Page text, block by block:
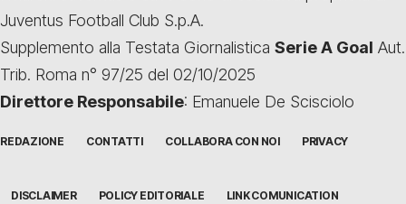
Juventus Football Club S.p.A.
Supplemento alla Testata Giornalistica Serie A Goal Aut.
Trib. Roma n° 97/25 del 02/10/2025
Direttore Responsabile: Emanuele De Scisciolo
REDAZIONE CONTATTI COLLABORA CON NOI PRIVACY
DISCLAIMER POLICY EDITORIALE LINK COMUNICATION